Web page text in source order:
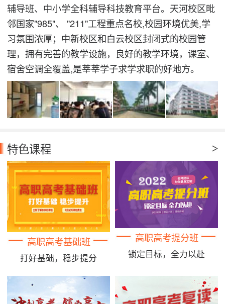
辅导班、中小学全科辅导科技教育平台。天河校区毗
邻国家"985"、 "211"工程重点名校,校园环境优美,学
习氛围浓厚；中新校区和白云校区封闭式的校园管
理，拥有完善的教学设施，良好的教学环境，课室、
宿舍空调全覆盖,是莘莘学子求学求职的好地方。
特色课程
高职高考基础班
打好基础，稳步提分
高职高考提分班
锁定目标，全力以赴